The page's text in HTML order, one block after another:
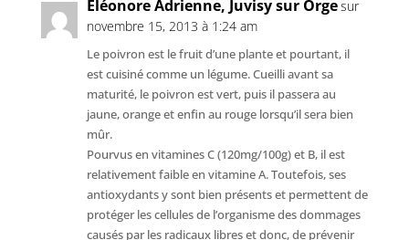
Éléonore Adrienne, Juvisy sur Orgesur
novembre 15, 2013 à 1:24 am
Le poivron est le fruit d’une plante et pourtant, il
est cuisiné comme un légume. Cueilli avant sa
maturité, le poivron est vert, puis il passera au
jaune, orange et enfin au rouge lorsqu’il sera bien
mûr.
Pourvus en vitamines C (120mg/100g) et B, il est
relativement faible en vitamine A. Toutefois, ses
antioxydants y sont bien présents et permettent de
protéger les cellules de l’organisme des dommages
causés par les radicaux libres et donc, de prévenir